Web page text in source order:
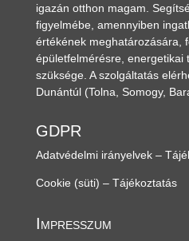
igazán otthon magam.
figyelmébe, amennyiben
értékének meghatározására,
épületfelmérésre, energetikai
szüksége. A szolgáltatás
Dunántúl (Tolna, Somogy,
GDPR
Adatvédelmi irányelvek –
Cookie (süti) – Tájékoztatás
Impresszum